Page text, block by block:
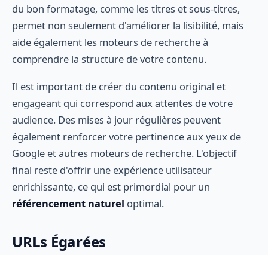
du bon formatage, comme les titres et sous-titres,
permet non seulement d'améliorer la lisibilité, mais
aide également les moteurs de recherche à
comprendre la structure de votre contenu.
Il est important de créer du contenu original et
engageant qui correspond aux attentes de votre
audience. Des mises à jour régulières peuvent
également renforcer votre pertinence aux yeux de
Google et autres moteurs de recherche. L'objectif
final reste d'offrir une expérience utilisateur
enrichissante, ce qui est primordial pour un
référencement naturel optimal.
URLs Égarées